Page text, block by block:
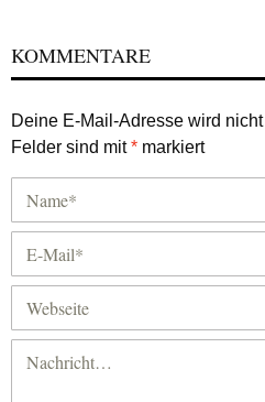
KOMMENTARE
Deine E-Mail-Adresse wird
Felder sind mit* markiert